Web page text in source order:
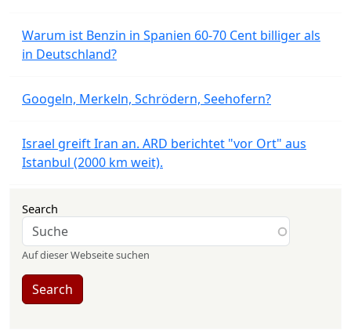
Warum ist Benzin in Spanien 60-70 Cent billiger als
in Deutschland?
Googeln, Merkeln, Schrödern, Seehofern?
Israel greift Iran an. ARD berichtet "vor Ort" aus
Istanbul (2000 km weit).
Search
Auf dieser Webseite suchen
Search